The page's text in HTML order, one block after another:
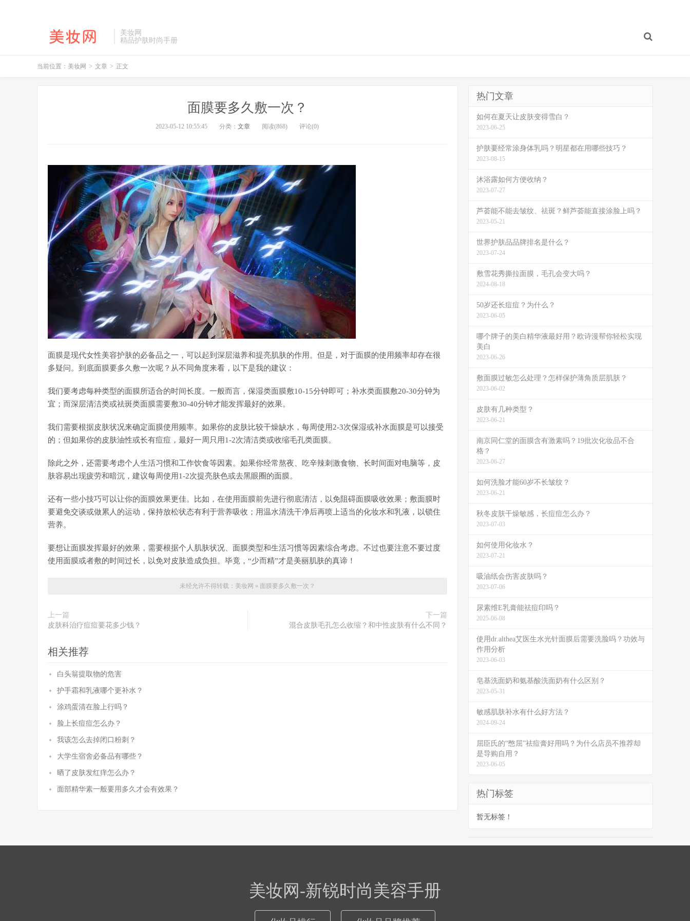
美妆网
精品护肤时尚手册
当前位置： 美妆网 > 文章 > 正文
面膜要多久敷一次？
2023-05-12 10:55:45 分类： 文章 阅读(868) 评论(0)
面膜是现代女性美容护肤的必备品之一，可以起到深层滋养和提亮肌肤的作用。但是，对于面膜的使用频率却存在很
多疑问。到底面膜要多久敷一次呢？从不同角度来看，以下是我的建议：
我们要考虑每种类型的面膜所适合的时间长度。一般而言，保湿类面膜敷10-15分钟即可；补水类面膜敷20-30分钟为
宜；而深层清洁类或祛斑类面膜需要敷30-40分钟才能发挥最好的效果。
我们需要根据皮肤状况来确定面膜使用频率。如果你的皮肤比较干燥缺水，每周使用2-3次保湿或补水面膜是可以接受
的；但如果你的皮肤油性或长有痘痘，最好一周只用1-2次清洁类或收缩毛孔类面膜。
除此之外，还需要考虑个人生活习惯和工作饮食等因素。如果你经常熬夜、吃辛辣刺激食物、长时间面对电脑等，皮
肤容易出现疲劳和暗沉，建议每周使用1-2次提亮肤色或去黑眼圈的面膜。
还有一些小技巧可以让你的面膜效果更佳。比如，在使用面膜前先进行彻底清洁，以免阻碍面膜吸收效果；敷面膜时
要避免交谈或做累人的运动，保持放松状态有利于营养吸收；用温水清洗干净后再喷上适当的化妆水和乳液，以锁住
营养。
要想让面膜发挥最好的效果，需要根据个人肌肤状况、面膜类型和生活习惯等因素综合考虑。不过也要注意不要过度
使用面膜或者敷的时间过长，以免对皮肤造成负担。毕竟，“少而精”才是美丽肌肤的真谛！
未经允许不得转载： 美妆网 » 面膜要多久敷一次？
上一篇
皮肤科治疗痘痘要花多少钱？
下一篇
混合皮肤毛孔怎么收缩？和中性皮肤有什么不同？
相关推荐
白头翁提取物的危害
护手霜和乳液哪个更补水？
涂鸡蛋清在脸上行吗？
脸上长痘痘怎么办？
我该怎么去掉闭口粉刺？
大学生宿舍必备品有哪些？
晒了皮肤发红痒怎么办？
面部精华素一般要用多久才会有效果？
热门文章
如何在夏天让皮肤变得雪白？
2023-06-25
护肤要经常涂身体乳吗？明星都在用哪些技巧？
2023-08-15
沐浴露如何方便收纳？
2023-07-27
芦荟能不能去皱纹、祛斑？鲜芦荟能直接涂脸上吗？
2023-05-21
世界护肤品品牌排名是什么？
2023-07-24
敷雪花秀撕拉面膜，毛孔会变大吗？
2024-08-18
50岁还长痘痘？为什么？
2023-06-05
哪个牌子的美白精华液最好用？欧诗漫帮你轻松实现
美白
2023-06-26
敷面膜过敏怎么处理？怎样保护薄角质层肌肤？
2023-06-02
皮肤有几种类型？
2023-06-21
南京同仁堂的面膜含有激素吗？19批次化妆品不合
格？
2023-06-27
如何洗脸才能60岁不长皱纹？
2023-06-21
秋冬皮肤干燥敏感，长痘痘怎么办？
2023-07-03
如何使用化妆水？
2023-07-21
吸油纸会伤害皮肤吗？
2023-07-06
尿素维E乳膏能祛痘印吗？
2025-06-08
使用dr.althea艾医生水光针面膜后需要洗脸吗？功效与
作用分析
2023-06-03
皂基洗面奶和氨基酸洗面奶有什么区别？
2023-05-31
敏感肌肤补水有什么好方法？
2024-09-24
屈臣氏的“憋屈”祛痘膏好用吗？为什么店员不推荐却
是导购自用？
2023-06-05
热门标签
暂无标签！
美妆网-新锐时尚美容手册